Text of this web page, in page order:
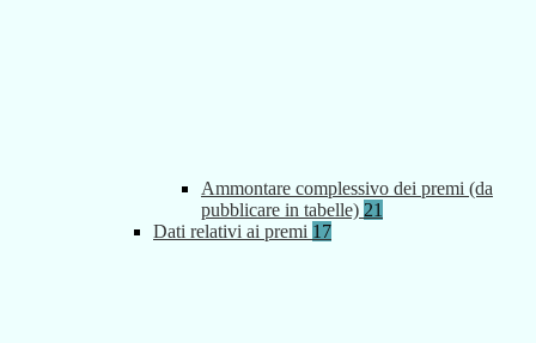
Ammontare complessivo dei premi (da
pubblicare in tabelle) 21
Dati relativi ai premi 17